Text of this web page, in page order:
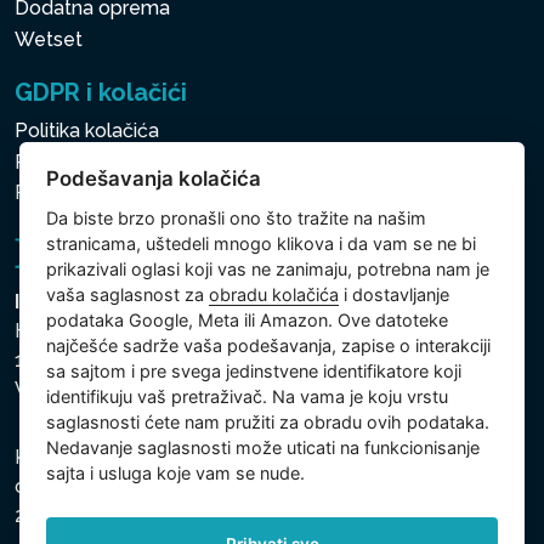
Dodatna oprema
Wetset
GDPR i kolačići
Politika kolačića
Politika zaštite ličnih i drugih obrađivanih podataka
Politika kolačića
Intex Trading, s.r.o.
Hradecká 2526/3
130 00 Praha 3
Vinohrady - Česká republika
Kompanija je registrovana u Opštinskom sudu u Pragu,
odeljak C, uložak 74759, Identifikacioni broj kompanije:
26150808, Poreski identifikacioni broj: CZ26150808.
Podešavanja kolačića
Da biste brzo pronašli ono što tražite na našim
stranicama, uštedeli mnogo klikova i da vam se ne bi
prikazivali oglasi koji vas ne zanimaju, potrebna nam je
vaša saglasnost zaobradu kolačića i dostavljanje
podataka Google, Meta ili Amazon. Ove datoteke
najčešće sadrže vaša podešavanja, zapise o interakciji
sa sajtom i pre svega jedinstvene identifikatore koji
identifikuju vaš pretraživač. Na vama je koju vrstu
saglasnosti ćete nam pružiti za obradu ovih podataka.
Nedavanje saglasnosti može uticati na funkcionisanje
sajta i usluga koje vam se nude.